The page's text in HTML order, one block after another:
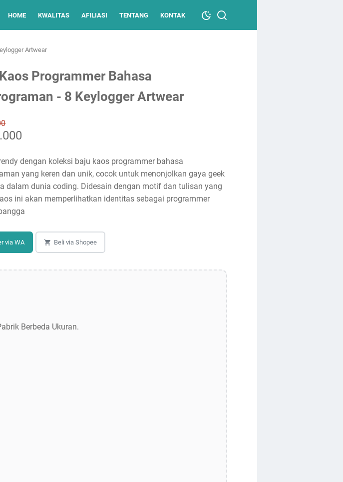
HOME KWALITAS AFILIASI TENTANG KONTAK
Artwear
Programmer Bahasa
- 8 Keylogger Artwear
dengan koleksi baju kaos programmer bahasa
yang keren dan unik, cocok untuk menonjolkan gaya geek
dalam dunia coding. Didesain dengan motif dan tulisan yang
ini akan memperlihatkan identitas sebagai programmer
via WA Beli via Shopee
Berbeda Ukuran.